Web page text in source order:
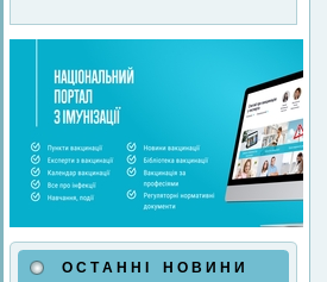
О С Т А Н Н І Н О В И Н И